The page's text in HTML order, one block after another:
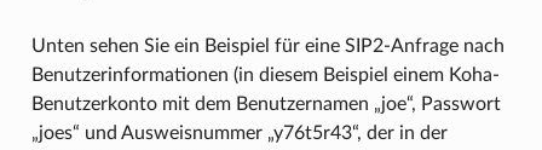
Unten sehen Sie ein Beispiel für eine SIP2-Anfrage nach
Benutzerinformationen (in diesem Beispiel einem Koha-
Benutzerkonto mit dem Benutzernamen „joe“, Passwort
„joes“ und Ausweisnummer „y76t5r43“, der in der